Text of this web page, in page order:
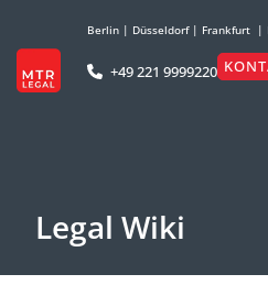
Berlin | Düsseldorf| Frankfurt |
+49 221 9999220
Legal Wiki